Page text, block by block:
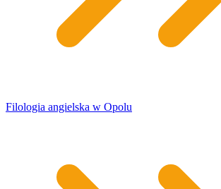
Filologia angielska w Opolu